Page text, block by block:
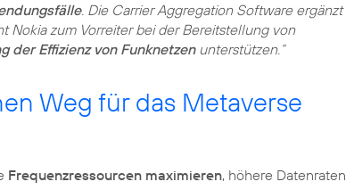
. Die Carrier Aggregation Software ergänzt
Nokia zum Vorreiter bei der Bereitstellung von
der Effizienz von Funknetzenunterstützen.“
Weg für das Metaverse
Frequenzressourcen maximieren, höhere Datenraten